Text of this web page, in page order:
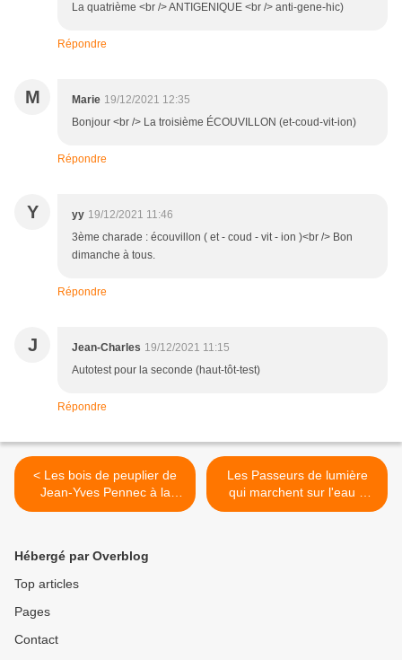
La quatrième <br /> ANTIGENIQUE <br /> anti-gene-hic)
Répondre
M Marie 19/12/2021 12:35
Bonjour <br /> La troisième ÉCOUVILLON (et-coud-vit-ion)
Répondre
Y yy 19/12/2021 11:46
3ème charade : écouvillon ( et - coud - vit - ion )<br /> Bon
dimanche à tous.
Répondre
J Jean-Charles 19/12/2021 11:15
Autotest pour la seconde (haut-tôt-test)
Répondre
< Les bois de peuplier de
Jean-Yves Pennec à la
médiathèque Alain-Gérard
Les Passeurs de lumière
qui marchent sur l'eau à
Quimper >
Hébergé par Overblog
Top articles
Pages
Contact